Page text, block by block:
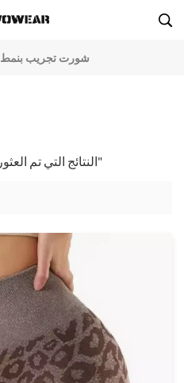
شورت تجريب بنمط
1 النتائج التي تم العثور عليها ل "شورت تجريب بنمط"